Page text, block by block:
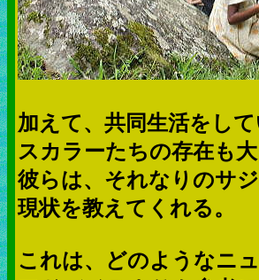
加えて、共同生活をして
スカラーたちの存在も大
彼らは、それなりのサ
現状を教えてくれる。
これは、どのようなニ